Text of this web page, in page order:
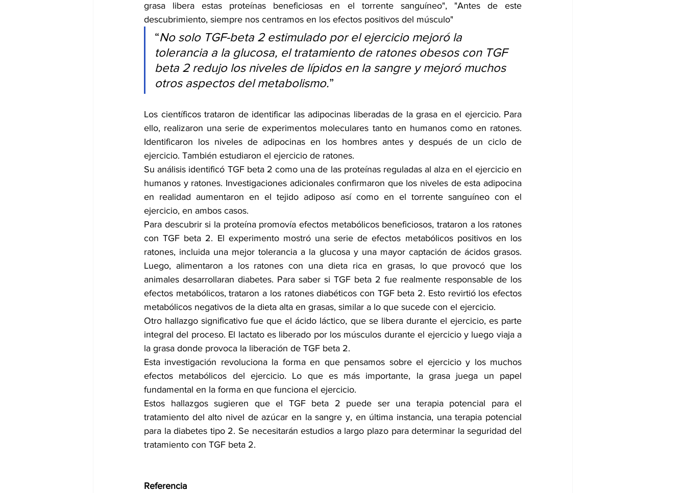
grasa libera estas proteínas beneficiosas en el torrente sanguíneo", "Antes de este
descubrimiento, siempre nos centramos en los efectos positivos del músculo"
“No solo TGF-beta 2 estimulado por el ejercicio mejoró la
tolerancia a la glucosa, el tratamiento de ratones obesos con TGF
beta 2 redujo los niveles de lípidos en la sangre y mejoró muchos
otros aspectos del metabolismo.”
Los científicos trataron de identificar las adipocinas liberadas de la grasa en el ejercicio. Para
ello, realizaron una serie de experimentos moleculares tanto en humanos como en ratones.
Identificaron los niveles de adipocinas en los hombres antes y después de un ciclo de
ejercicio. También estudiaron el ejercicio de ratones.
Su análisis identificó TGF beta 2 como una de las proteínas reguladas al alza en el ejercicio en
humanos y ratones. Investigaciones adicionales confirmaron que los niveles de esta adipocina
en realidad aumentaron en el tejido adiposo así como en el torrente sanguíneo con el
ejercicio, en ambos casos.
Para descubrir si la proteína promovía efectos metabólicos beneficiosos, trataron a los ratones
con TGF beta 2. El experimento mostró una serie de efectos metabólicos positivos en los
ratones, incluida una mejor tolerancia a la glucosa y una mayor captación de ácidos grasos.
Luego, alimentaron a los ratones con una dieta rica en grasas, lo que provocó que los
animales desarrollaran diabetes. Para saber si TGF beta 2 fue realmente responsable de los
efectos metabólicos, trataron a los ratones diabéticos con TGF beta 2. Esto revirtió los efectos
metabólicos negativos de la dieta alta en grasas, similar a lo que sucede con el ejercicio.
Otro hallazgo significativo fue que el ácido láctico, que se libera durante el ejercicio, es parte
integral del proceso. El lactato es liberado por los músculos durante el ejercicio y luego viaja a
la grasa donde provoca la liberación de TGF beta 2.
Esta investigación revoluciona la forma en que pensamos sobre el ejercicio y los muchos
efectos metabólicos del ejercicio. Lo que es más importante, la grasa juega un papel
fundamental en la forma en que funciona el ejercicio.
Estos hallazgos sugieren que el TGF beta 2 puede ser una terapia potencial para el
tratamiento del alto nivel de azúcar en la sangre y, en última instancia, una terapia potencial
para la diabetes tipo 2. Se necesitarán estudios a largo plazo para determinar la seguridad del
tratamiento con TGF beta 2.
Referencia